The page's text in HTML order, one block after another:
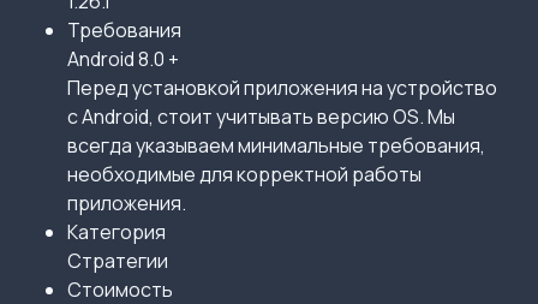
Требования
Android 8.0 +
Перед установкой приложения на устройство
с Android, стоит учитывать версию OS. Мы
всегда указываем минимальные требования,
необходимые для корректной работы
приложения.
Категория
Стратегии
Стоимость